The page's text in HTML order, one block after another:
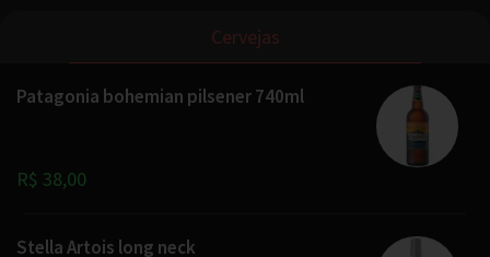
Cervejas
Patagonia bohemian pilsener 740ml
R$ 38,00
Stella Artois long neck